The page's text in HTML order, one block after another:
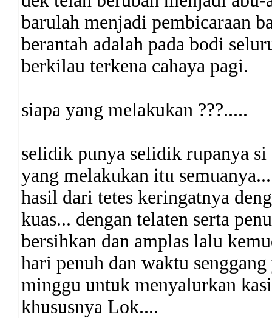
barulah menjadi pembicaraan
berantah adalah pada bodi
berkilau terkena cahaya pagi.
siapa yang melakukan ???.....
selidik punya selidik rupanya
yang melakukan itu
hasil dari tetes keringatnya
kuas... dengan telaten serta
bersihkan dan amplas lalu
hari penuh dan waktu
minggu untuk menyalurkan
khususnya Lok....